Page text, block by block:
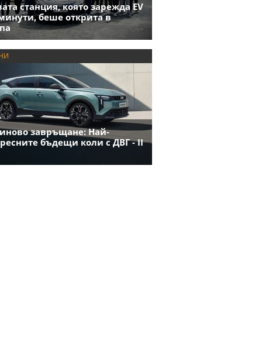
станция, която зарежда EV
беше открита в
завръщане: Най-
бъдещи коли с ДВГ - II